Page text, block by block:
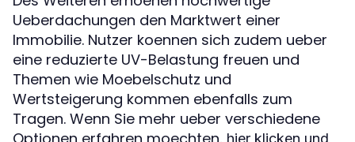
Ueberdachungen den Marktwert einer
Immobilie. Nutzer koennen sich zudem ueber
eine reduzierte UV-Belastung freuen und
Themen wie Moebelschutz und
Wertsteigerung kommen ebenfalls zum
Tragen. Wenn Sie mehr ueber verschiedene
hier klicken und